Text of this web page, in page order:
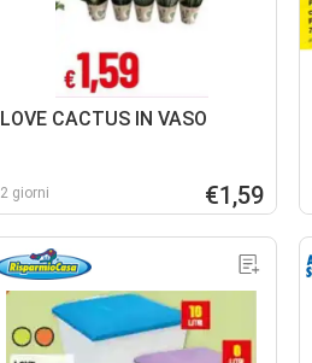
LOVE CACTUS IN VASO
2 giorni €1,59